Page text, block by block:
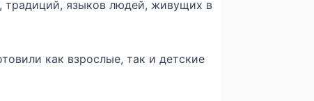
традиций, языков людей, живущих в
как взрослые, так и детские